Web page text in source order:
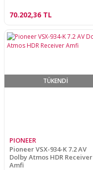
70.202,36 TL
TÜKENDİ
PIONEER
Pioneer VSX-934-K 7.2 AV
Dolby Atmos HDR Receiver
Amfi